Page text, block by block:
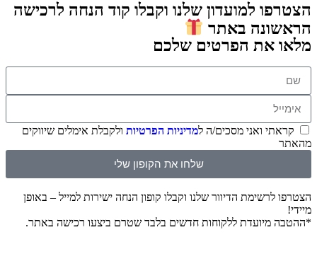
הצטרפו למועדון שלנו וקבלו קוד הנחה לרכישה
הראשונה באתר
מלאו את הפרטים שלכם
קראתי ואני מסכים/ה למדיניות הפרטיות ולקבלת אימלים שיווקים
מהאתר
שלחו את הקופון שלי
הצטרפו לרשימת הדיוור שלנו וקבלו קופון הנחה ישירות למייל – באופן
מיידי!
*ההטבה מיועדת ללקוחות חדשים בלבד שטרם ביצעו רכישה באתר.